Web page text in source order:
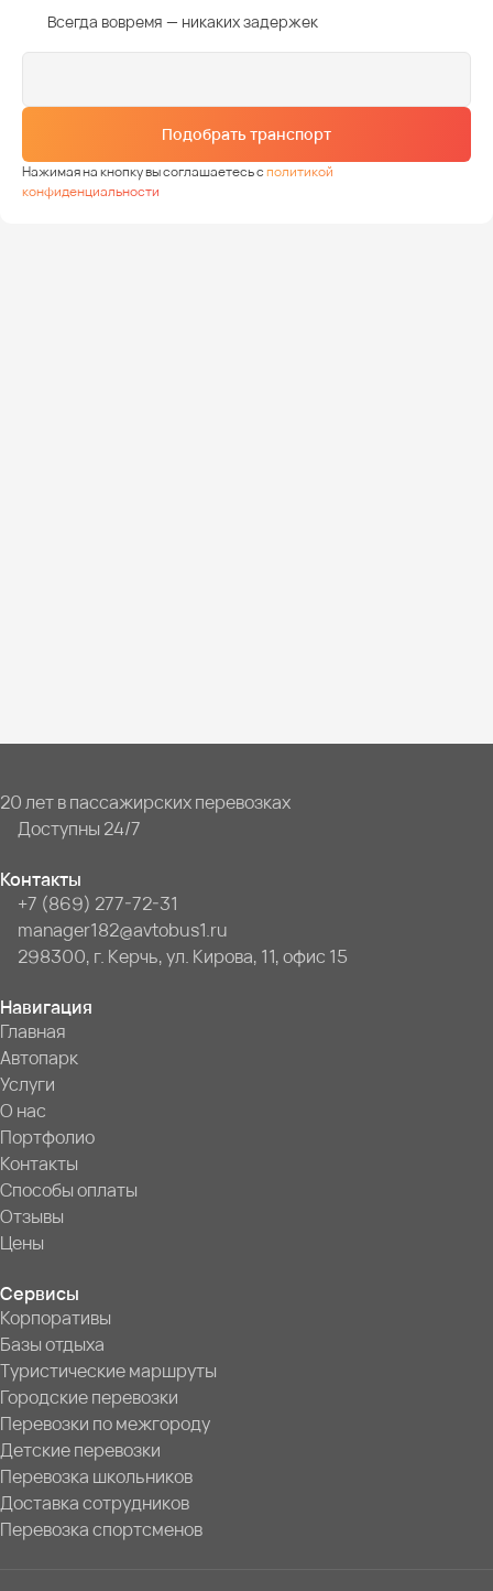
Всегда вовремя — никаких задержек
Подобрать транспорт
Нажимая на кнопку вы соглашаетесь сполитикой
конфиденциальности
20 лет в пассажирских перевозках
Доступны 24/7
Контакты
+7 (869) 277-72-31
manager182@avtobus1.ru
298300, г. Керчь, ул. Кирова, 11, офис 15
Навигация
Главная
Автопарк
Услуги
О нас
Портфолио
Контакты
Способы оплаты
Отзывы
Цены
Сервисы
Корпоративы
Базы отдыха
Туристические маршруты
Городские перевозки
Перевозки по межгороду
Детские перевозки
Перевозка школьников
Доставка сотрудников
Перевозка спортсменов